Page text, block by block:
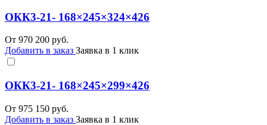
ОКК3-21- 168×245×324×426
От 970 200 руб.
Добавить в заказ Заявка в 1 клик
ОКК3-21- 168×245×299×426
От 975 150 руб.
Добавить в заказ Заявка в 1 клик